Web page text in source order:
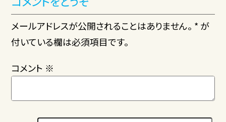
メールアドレスが公開されることはありません。 * が
付いている欄は必須項目です。
コメント ※